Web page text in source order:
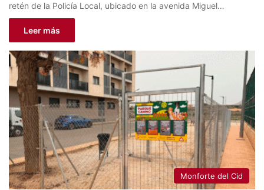
retén de la Policía Local, ubicado en la avenida Miguel…
Leer más
Monforte del Cid